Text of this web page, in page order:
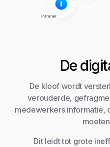
De
De kloof wordt
verouderde,
medewerkers informatie,
Dit leidt tot grote